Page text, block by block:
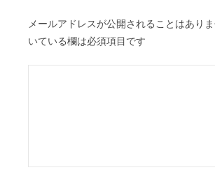
メールアドレスが公開されることはありま
いている欄は必須項目です